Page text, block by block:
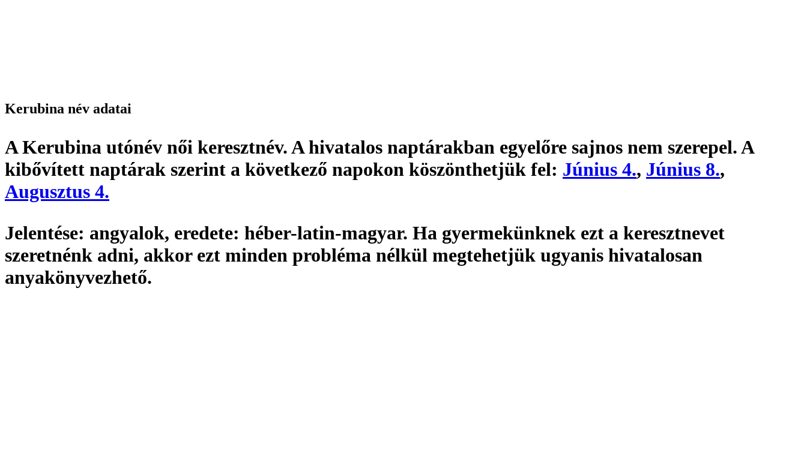
Kerubina név adatai
A Kerubina utónév női keresztnév. A hivatalos naptárakban egyelőre sajnos nem szerepel. A
kibővített naptárak szerint a következő napokon köszönthetjük fel: Június 4., Június 8.,
Augusztus 4.
Jelentése: angyalok, eredete: héber-latin-magyar. Ha gyermekünknek ezt a keresztnevet
szeretnénk adni, akkor ezt minden probléma nélkül megtehetjük ugyanis hivatalosan
anyakönyvezhető.